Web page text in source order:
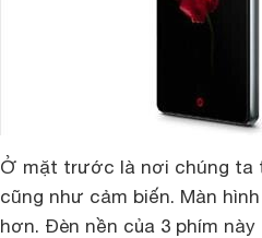
Ở mặt trước là nơi chúng ta
cũng như cảm biến. Màn
hơn. Đèn nền của 3 phím